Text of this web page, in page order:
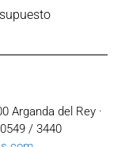
Arganda del Rey ·
/ 3440